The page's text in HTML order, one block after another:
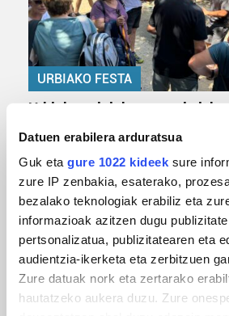
Datuen erabilera arduratsua
Guk eta gure 1022 kideek sure
zure IP zenbakia, esaterako,
bezalako teknologiak erabiliz eta
informazioak azitzen dugu
pertsonalizatua, publizitatearen eta
audientzia-ikerketa eta zerbitzuen
Zure datuak nork eta zertarako
hautatzeko aukera duzu. Zure
URBIAKO FESTA
Urbiako zelaiak erromeria leku
MUSIKA